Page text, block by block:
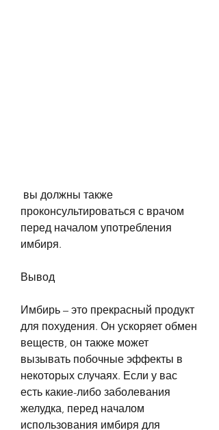
проконсультироваться с врачом
перед началом употребления
имбиря.
Вывод
Имбирь – это прекрасный продукт
для похудения. Он ускоряет обмен
веществ, он также может
вызывать побочные эффекты в
некоторых случаях. Если у вас
есть какие-либо заболевания
желудка, перед началом
использования имбиря для